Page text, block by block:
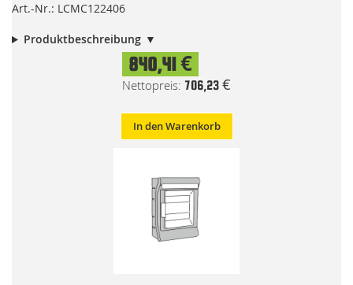
Art.-Nr.: LCMC122406
Produktbeschreibung
840,41 €
706,23 €
In den Warenkorb